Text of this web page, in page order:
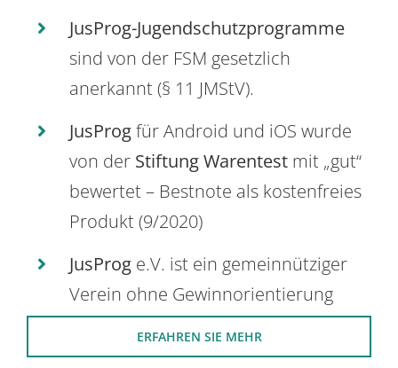
JusProg-Jugendschutzprogramme
sind von der FSM gesetzlich
anerkannt (§ 11 JMStV).
JusProgfür Android und iOS wurde
von der Stiftung Warentest mit „gut“
bewertet – Bestnote als kostenfreies
Produkt (9/2020)
JusProg e.V. ist ein gemeinnütziger
Verein ohne Gewinnorientierung
ERFAHREN SIE MEHR